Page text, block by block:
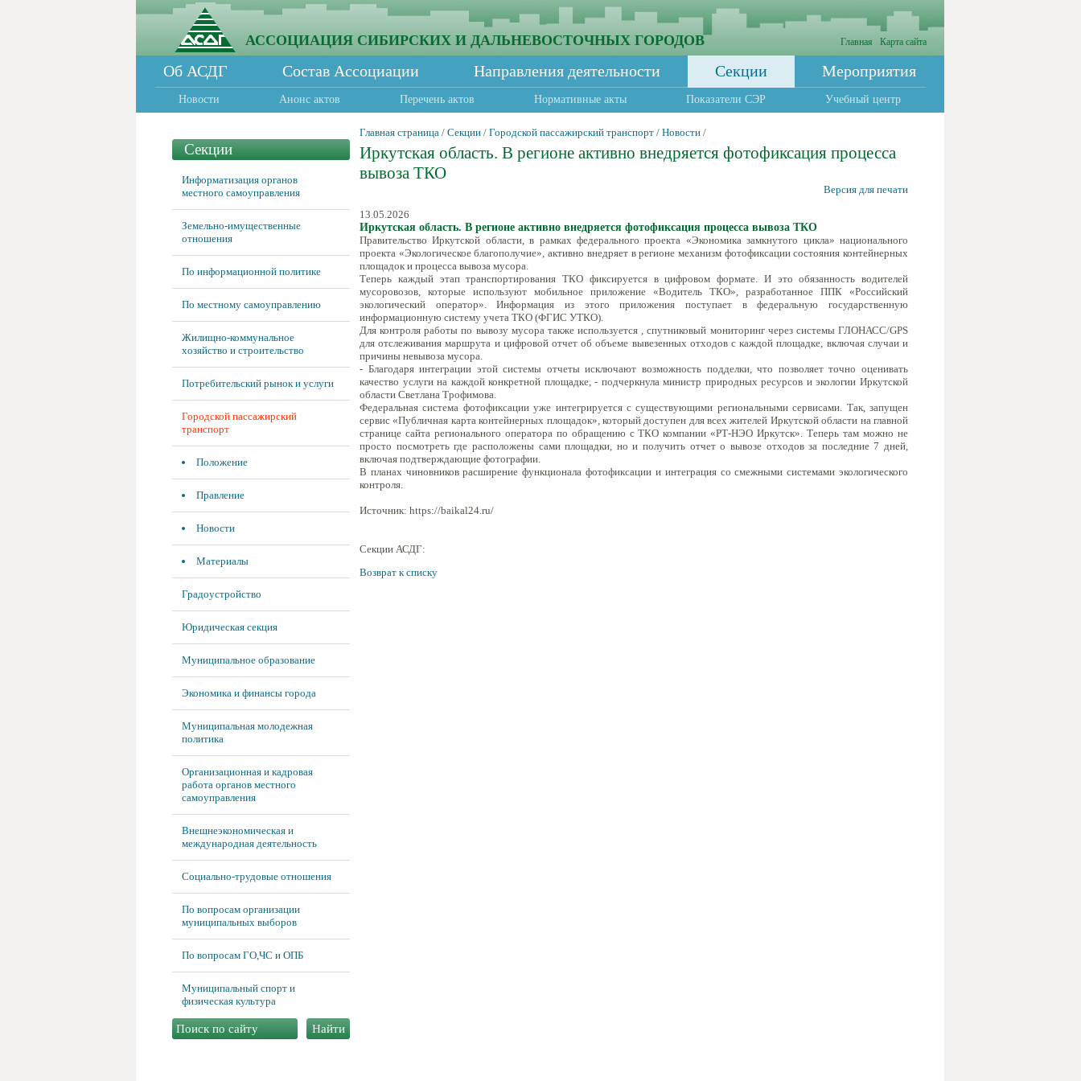
АССОЦИАЦИЯ СИБИРСКИХ И ДАЛЬНЕВОСТОЧНЫХ ГОРОДОВ Главная Карта сайта
Об АСДГ Состав Ассоциации Направления деятельности Секции Мероприятия
Новости Анонс актов Перечень актов Нормативные акты Показатели СЭР Учебный центр
Секции
Информатизация органов
местного самоуправления
Земельно-имущественные
отношения
По информационной политике
По местному самоуправлению
Жилищно-коммунальное
хозяйство и строительство
Потребительский рынок и услуги
Городской пассажирский
транспорт
Положение
Правление
Новости
Материалы
Градоустройство
Юридическая секция
Муниципальное образование
Экономика и финансы города
Муниципальная молодежная
политика
Организационная и кадровая
работа органов местного
самоуправления
Внешнеэкономическая и
международная деятельность
Социально-трудовые отношения
По вопросам организации
муниципальных выборов
По вопросам ГО,ЧС и ОПБ
Муниципальный спорт и
физическая культура
Главная страница / Секции / Городской пассажирский транспорт / Новости /
Иркутская область. В регионе активно внедряется фотофиксация процесса
вывоза ТКО
Версия для печати
13.05.2026
Иркутская область. В регионе активно внедряется фотофиксация процесса вывоза ТКО
Правительство Иркутской области, в рамках федерального проекта «Экономика замкнутого цикла» национального
проекта «Экологическое благополучие», активно внедряет в регионе механизм фотофиксации состояния контейнерных
площадок и процесса вывоза мусора.
Теперь каждый этап транспортирования ТКО фиксируется в цифровом формате. И это обязанность водителей
мусоровозов, которые используют мобильное приложение «Водитель ТКО», разработанное ППК «Российский
экологический оператор». Информация из этого приложения поступает в федеральную государственную
информационную систему учета ТКО (ФГИС УТКО).
Для контроля работы по вывозу мусора также используется , спутниковый мониторинг через системы ГЛОНАСС/GPS
для отслеживания маршрута и цифровой отчет об объеме вывезенных отходов с каждой площадке, включая случаи и
причины невывоза мусора.
- Благодаря интеграции этой системы отчеты исключают возможность подделки, что позволяет точно оценивать
качество услуги на каждой конкретной площадке, - подчеркнула министр природных ресурсов и экологии Иркутской
области Светлана Трофимова.
Федеральная система фотофиксации уже интегрируется с существующими региональными сервисами. Так, запущен
сервис «Публичная карта контейнерных площадок», который доступен для всех жителей Иркутской области на главной
странице сайта регионального оператора по обращению с ТКО компании «РТ-НЭО Иркутск». Теперь там можно не
просто посмотреть где расположены сами площадки, но и получить отчет о вывозе отходов за последние 7 дней,
включая подтверждающие фотографии.
В планах чиновников расширение функционала фотофиксации и интеграция со смежными системами экологического
контроля.
Источник: https://baikal24.ru/
Секции АСДГ:
Возврат к списку